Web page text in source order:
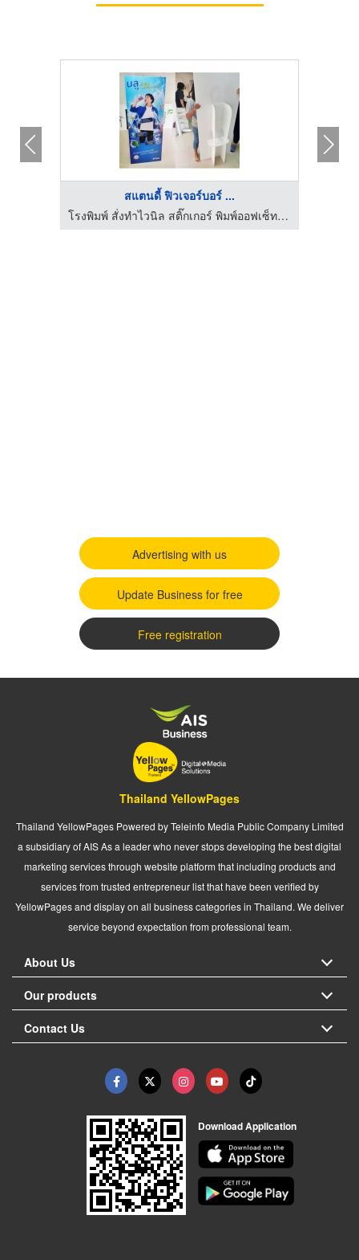
สแตนดี้ ฟิวเจอร์บอร์ ...
โรงพิมพ์ สั่งทำไวนิล สติ๊กเกอร์ พิมพ์ออฟเซ็ท ดิจิตอลพริ้นติ้ง - นรภัทร พริ้นติ้ง แอนด์ ซัพพลายส์
Advertising with us
Update Business for free
Free registration
Thailand YellowPages
Thailand YellowPages Powered by Teleinfo Media Public Company Limited
a subsidiary of AIS As a leader who never stops developing the best digital
marketing services through website platform that including products and
services from trusted entrepreneur list that have been verified by
YellowPages and display on all business categories in Thailand. We deliver
service beyond expectation from professional team.
About Us
Our products
Contact Us
Download Application